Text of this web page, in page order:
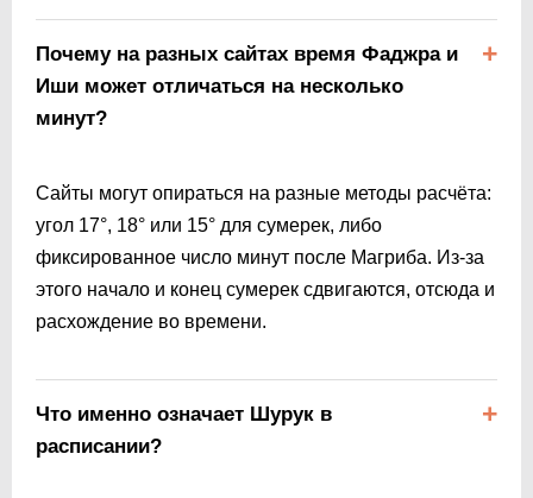
Почему на разных сайтах время Фаджра и
Иши может отличаться на несколько
минут?
Сайты могут опираться на разные методы расчёта:
угол 17°, 18° или 15° для сумерек, либо
фиксированное число минут после Магриба. Из-за
этого начало и конец сумерек сдвигаются, отсюда и
расхождение во времени.
Что именно означает Шурук в
расписании?